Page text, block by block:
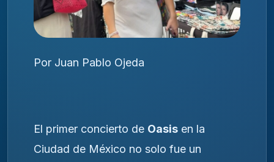
Por Juan Pablo Ojeda
El primer concierto de Oasis en la
Ciudad de México no solo fue un